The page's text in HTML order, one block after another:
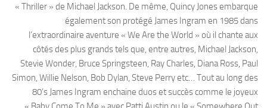
« Thriller » de Michael Jackson. De même, Quincy Jones embarque
également son protégé James Ingram en 1985 dans
l’extraordinaire aventure « We Are the World » où il chante aux
côtés des plus grands tels que, entre autres, Michael Jackson,
Stevie Wonder, Bruce Springsteen, Ray Charles, Diana Ross, Paul
Simon, Willie Nelson, Bob Dylan, Steve Perry etc… Tout au long des
80’s James Ingram enchaine duos et succès comme le joyeux